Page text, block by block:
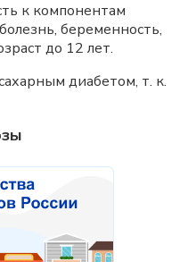
к компонентам
беременность,
до 12 лет.
диабетом, т. к.